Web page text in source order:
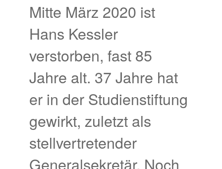
Mitte März 2020 ist
Hans Kessler
verstorben, fast 85
Jahre alt. 37 Jahre hat
er in der Studienstiftung
gewirkt, zuletzt als
stellvertretender
Generalsekretär. Noch